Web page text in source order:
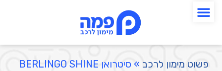
פשוט מימון לרכב » סיטרואן BERLINGO SHINE